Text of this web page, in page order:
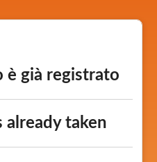
è già registrato
already taken